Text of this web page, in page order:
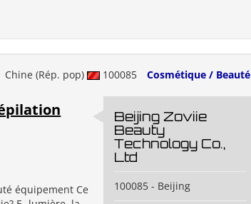
Chine (Rép. pop) 100085 Cosmétique / Beauté
équipement Ce
Beijing Zoviie
Beauty
Technology Co.,
Ltd
100085 - Beijing